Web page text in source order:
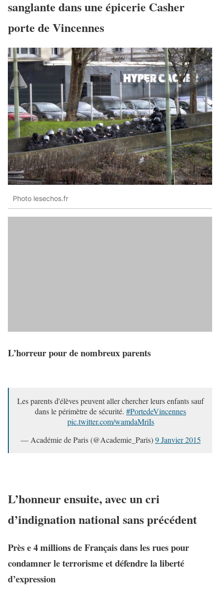
sanglante dans une épicerie Casher
porte de Vincennes
Photo lesechos.fr
L’horreur pour de nombreux parents
Les parents d'élèves peuvent aller chercher leurs enfants sauf
dans le périmètre de sécurité. #PortedeVincennes
pic.twitter.com/wamdaMriIs
— Académie de Paris (@Academie_Paris)9 Janvier 2015
L’honneur ensuite, avec un cri
d’indignation national sans précédent
Près e 4 millions de Français dans les rues pour
condamner le terrorisme et défendre la liberté
d’expression